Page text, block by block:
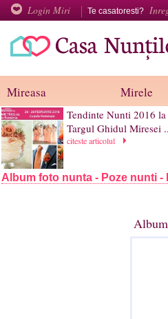
Login Miri Te casatoresti?
Mireasa Mirele
Tendinte Nunti 2016 la
Targul Ghidul Miresei
citeste articolul
Album foto nunta - Poze nunti -